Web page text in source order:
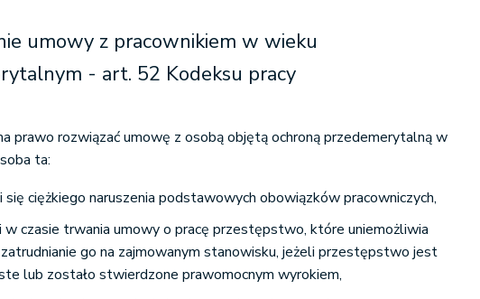
umowy z pracownikiem w wieku
- art. 52 Kodeksu pracy
prawo rozwiązać umowę z osobą objętą ochroną przedemerytalną w
ta:
się ciężkiego naruszenia podstawowych obowiązków pracowniczych,
w czasie trwania umowy o pracę przestępstwo, które uniemożliwia
go na zajmowanym stanowisku, jeżeli przestępstwo jest
lub zostało stwierdzone prawomocnym wyrokiem,